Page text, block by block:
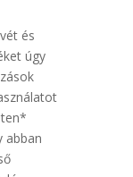
és
úgy
abban